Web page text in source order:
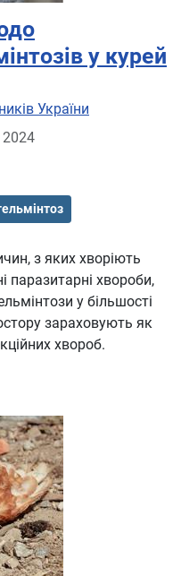
у курей
України
з яких хворіють
паразитарні хвороби,
у більшості
зараховують як
хвороб.